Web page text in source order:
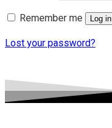
Remember me Log in
Lost your password?